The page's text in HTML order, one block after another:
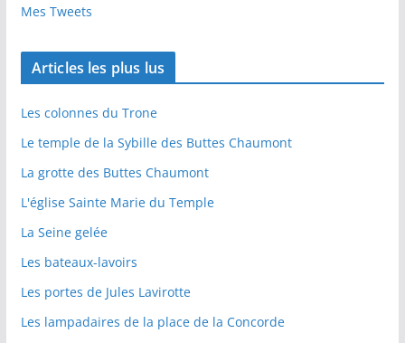
Mes Tweets
Articles les plus lus
Les colonnes du Trone
Le temple de la Sybille des Buttes Chaumont
La grotte des Buttes Chaumont
L'église Sainte Marie du Temple
La Seine gelée
Les bateaux-lavoirs
Les portes de Jules Lavirotte
Les lampadaires de la place de la Concorde